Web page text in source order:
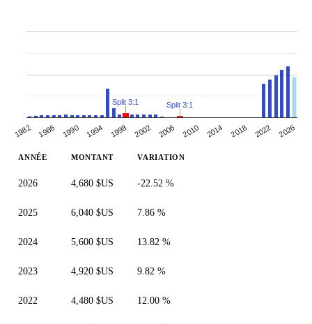
1982 1986 1990 1994 1998 2002 2006 2010 2014 2018 2022 2026
Split 3:1 Split 3:1
ANNÉE MONTANT VARIATION
2026 4,680 $US -22.52 %
2025 6,040 $US 7.86 %
2024 5,600 $US 13.82 %
2023 4,920 $US 9.82 %
2022 4,480 $US 12.00 %